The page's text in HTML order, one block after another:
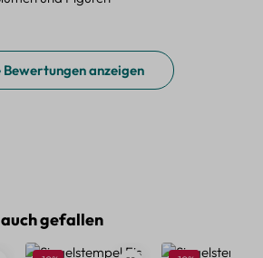
Bewertungen anzeigen
gefallen